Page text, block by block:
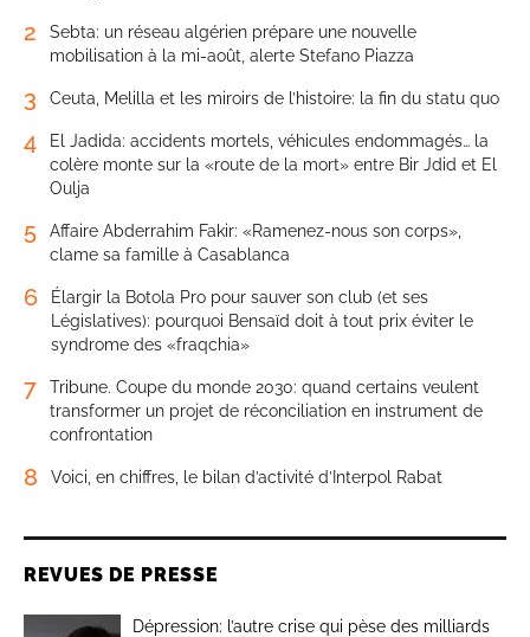
2
Sebta: un réseau algérien prépare une nouvelle
mobilisation à la mi-août, alerte Stefano Piazza
3 Ceuta, Melilla et les miroirs de l’histoire: la fin du statu quo
4
El Jadida: accidents mortels, véhicules endommagés… la
colère monte sur la «route de la mort» entre Bir Jdid et El
Oulja
5
Affaire Abderrahim Fakir: «Ramenez-nous son corps»,
clame sa famille à Casablanca
6
Élargir la Botola Pro pour sauver son club (et ses
Législatives): pourquoi Bensaïd doit à tout prix éviter le
syndrome des «fraqchia»
7
Tribune. Coupe du monde 2030: quand certains veulent
transformer un projet de réconciliation en instrument de
confrontation
8 Voici, en chiffres, le bilan d’activité d’Interpol Rabat
REVUES DE PRESSE
Dépression: l’autre crise qui pèse des milliards